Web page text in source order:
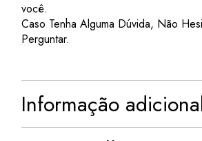
você.
Caso Tenha Alguma Dúvida, Não
Perguntar.
Informação